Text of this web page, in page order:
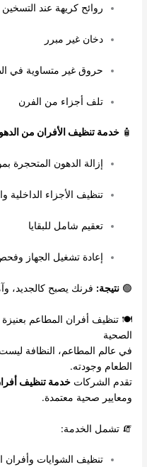
روائح كريهة عند التسخين
دخان غير مبرر
حروق غير متساوية في
تلف أجزاء من الفرن
🧴خدمة تنظيف الأفران من
إزالة الدهون المتحجرة
تنظيف الأجزاء الداخلية
تعقيم شامل للبقايا
إعادة تشغيل الجهاز
🟢نتيجة: فرنك يصبح كالجديد،
🍽️ تنظيف أفران المطاعم بعنيزة
الصحية
في عالم المطاعم، النظافة
الطعام وجودته.
تقدم الشركاتخدمة تنظيف
ومعايير صحية معتمدة.
🧯 تشمل الخدمة:
تنظيف الشوايات وأفران